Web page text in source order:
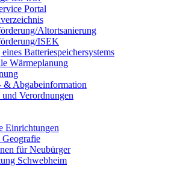
Portal
Altortsanierung
ISEK
Batteriespeichersystems
Wärmeplanung
& Abgabeinformation
und Verordnungen
Einrichtungen
für Neubürger
Schwebheim